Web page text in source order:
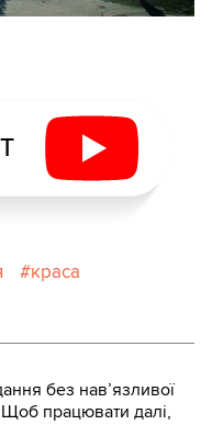
краса
без навʼязливої
працювати далі,